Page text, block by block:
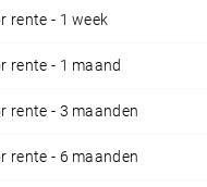
rente - 1 week
rente - 1 maand
rente - 3 maanden
rente - 6 maanden